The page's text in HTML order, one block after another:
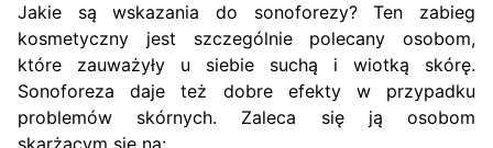
Jakie są wskazania do sonoforezy? Ten zabieg
kosmetyczny jest szczególnie polecany osobom,
które zauważyły u siebie suchą i wiotką skórę.
Sonoforeza daje też dobre efekty w przypadku
problemów skórnych. Zaleca się ją osobom